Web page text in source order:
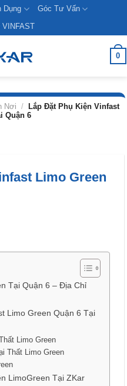
Dụng
Góc Tư Vấn
0
Nơi /
Lắp Đặt Phụ Kiện Vinfast
Quận 6
Limo Green
Tại Quận 6 – Địa Chỉ
Limo Green Quận 6 Tại
Limo Green
Thất Limo Green
LimoGreen Tại ZKar